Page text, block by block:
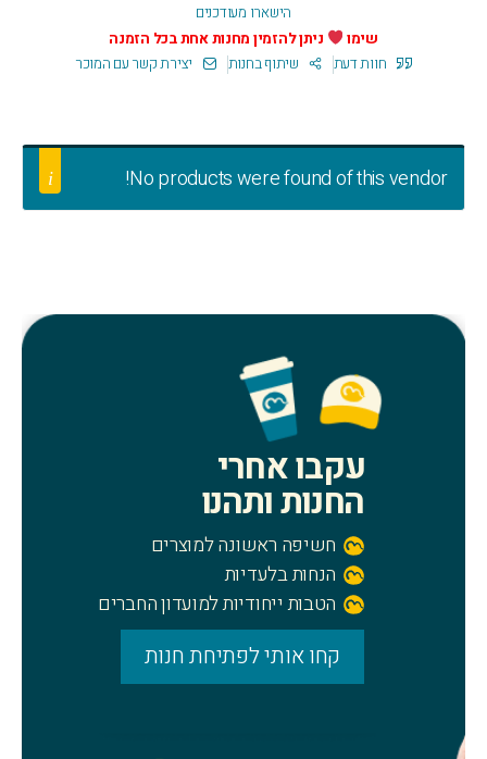
הישארו מעודכנים
שימו
ניתן להזמין מחנות אחת בכל הזמנה
חוות דעת
שיתוף בחנות יצירת קשר עם המוכר
No products were found of this vendor!
עקבו אחרי
החנות ותהנו
חשיפה ראשונה למוצרים
הנחות בלעדיות
הטבות ייחודיות למועדון החברים
קחו אותי לפתיחת חנות